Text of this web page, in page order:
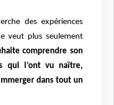
des expériences
veut plus seulement
comprendre son
qui l’ont vu naître,
dans tout un